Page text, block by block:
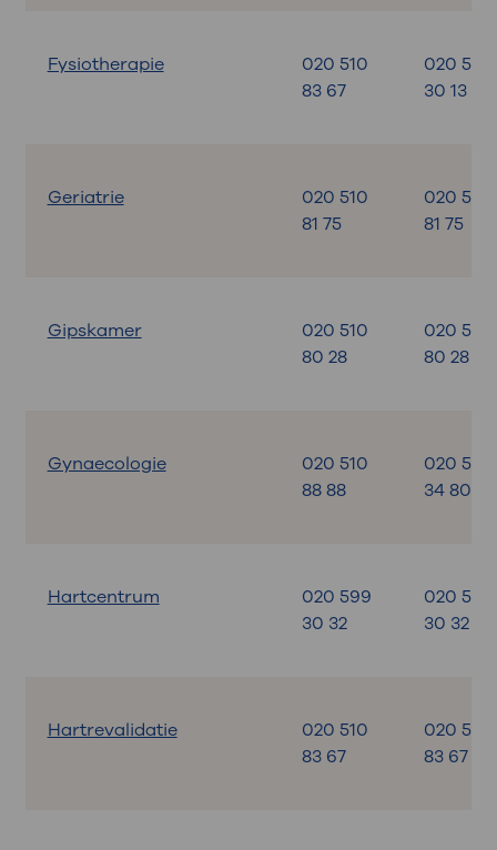
Fysiotherapie
020 510
83 67
020 599
30 13
Geriatrie
020 510
81 75
020 510
81 75
Gipskamer
020 510
80 28
020 510
80 28
Gynaecologie
020 510
88 88
020 599
34 80
Hartcentrum
020 599
30 32
020 599
30 32
Hartrevalidatie
020 510
83 67
020 510
83 67